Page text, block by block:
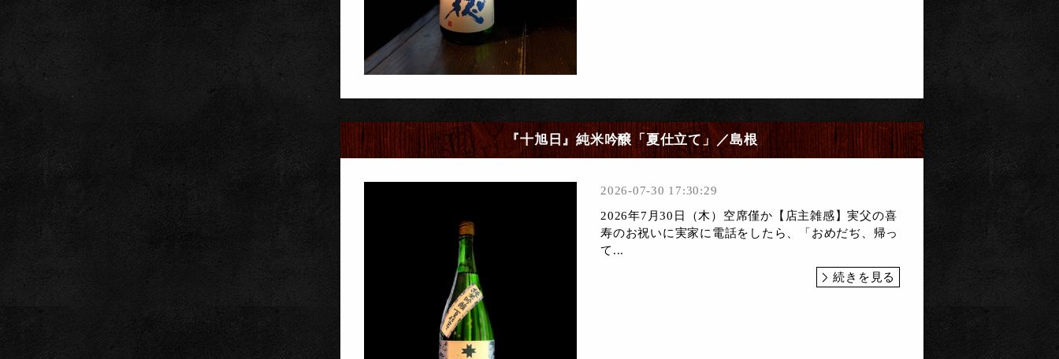
『十旭日』純米吟醸「夏仕立て」／島根
2026-07-30 17:30:29
2026年7月30日（木）空席僅か【店主雑感】実父の喜
寿のお祝いに実家に電話をしたら、「おめだぢ、帰っ
て...
続きを見る